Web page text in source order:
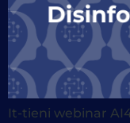
It-tieni webinar